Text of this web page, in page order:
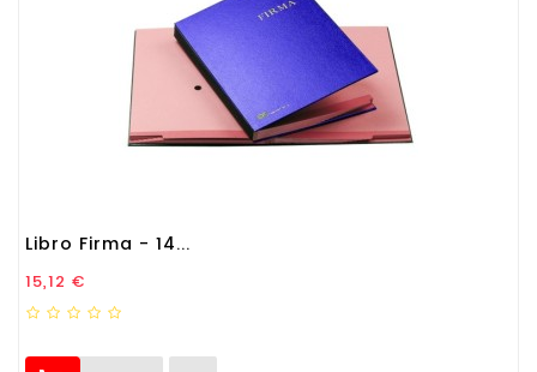
Libro Firma - 14...
Prezzo
15,12 €